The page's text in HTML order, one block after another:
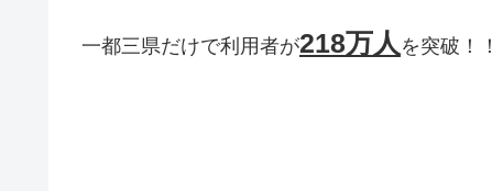
一都三県だけで利用者が218万人 を突破！！